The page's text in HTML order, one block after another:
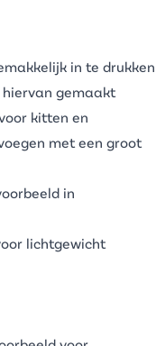
in te drukken
gemaakt
kitten en
met een groot
in
lichtgewicht